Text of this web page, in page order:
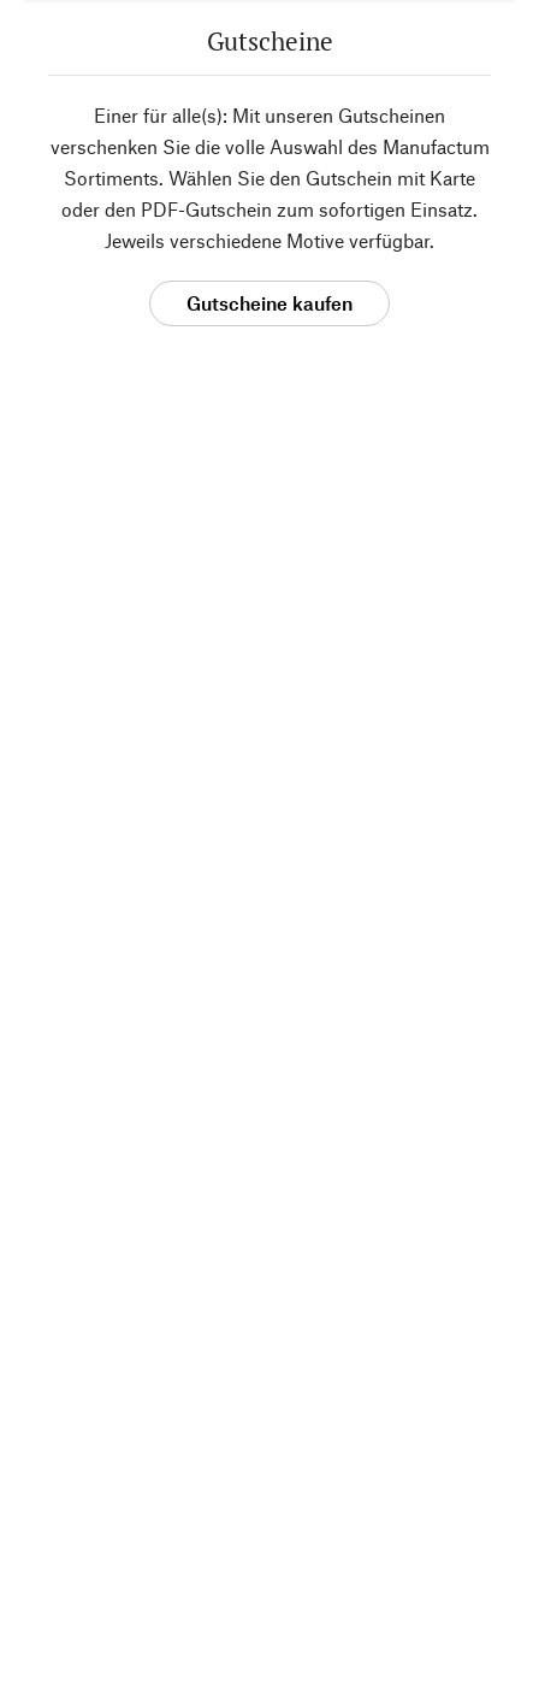
Gutscheine
Einer für alle(s): Mit unseren Gutscheinen
verschenken Sie die volle Auswahl des Manufactum
Sortiments. Wählen Sie den Gutschein mit Karte
oder den PDF-Gutschein zum sofortigen Einsatz.
Jeweils verschiedene Motive verfügbar.
Gutscheine kaufen